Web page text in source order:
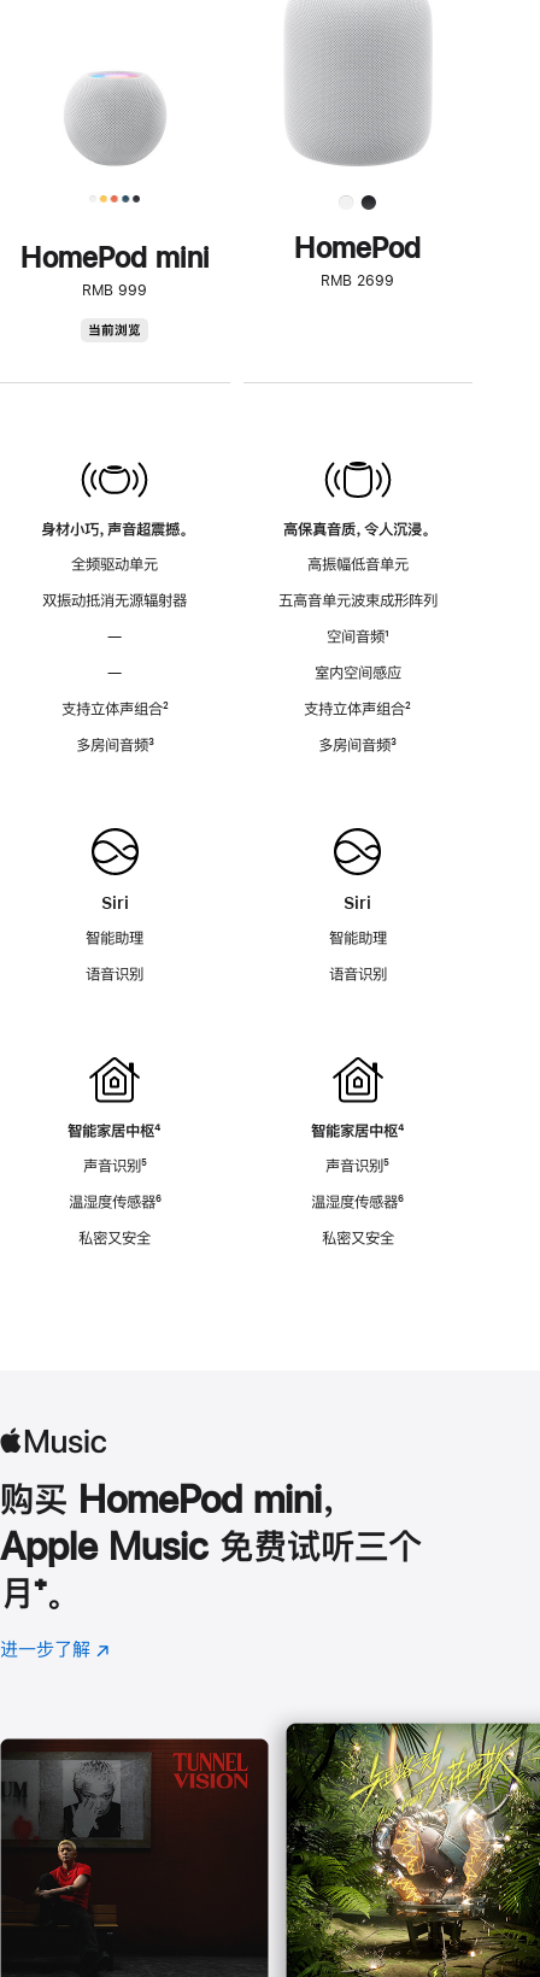
HomePod mini
RMB 999
当前浏览
身材小巧，声音超震撼。
全频驱动单元
双振动抵消无源辐射器
—
—
支持立体声组合脚
²
多房间音频脚
³
Siri
智能助理
语音识别
智能家居中枢脚
⁴
声音识别脚
⁵
温湿度传感器脚
⁶
私密又安全
了
解
HomePod<
HomePod
RMB 2699
高保真音质，令人沉浸。
高振幅低音单元
五高音单元波束成形阵列
空间音频脚
¹
室内空间感应
支持立体声组合脚
²
多房间音频脚
³
Siri
智能助理
语音识别
智能家居中枢脚
⁴
声音识别脚
⁵
温湿度传感器脚
⁶
私密又安全
购买 HomePod mini，
Apple Music 免费试听三个
月 脚
注
⁺。
进一步了解 Apple
(在
口
中
打
开)